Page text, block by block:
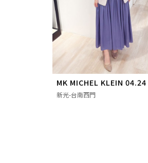
MK MICHEL KLEIN 04.24
新光-台南西門